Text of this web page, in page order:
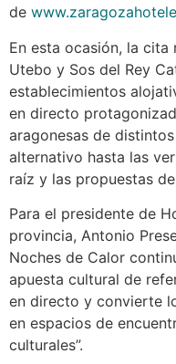
de
En esta ocasión, la cita
Utebo y Sos del Rey
establecimientos
en directo
aragonesas de
alternativo hasta las
raíz y las propuestas
Para el presidente de
provincia, Antonio
Noches de Calor
apuesta cultural de
en directo y convierte
en espacios de
culturales”.